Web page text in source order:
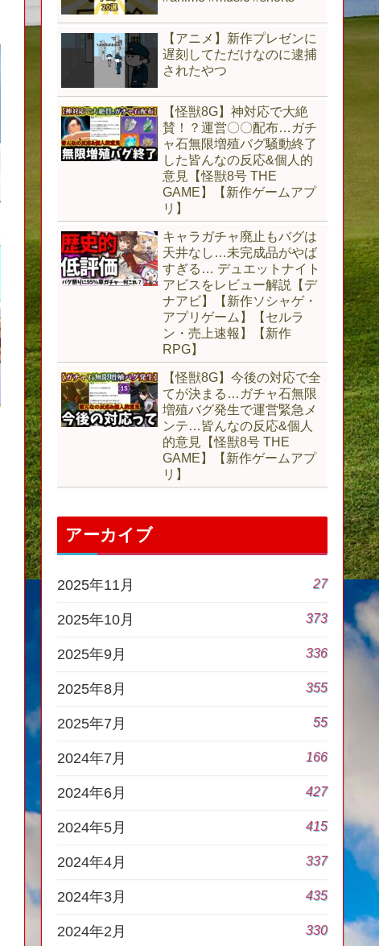
【アニメ】新作プレゼンに
遅刻してただけなのに逮捕
されたやつ
【怪獣8G】神対応で大絶
賛！？運営〇〇配布…ガチ
ャ石無限増殖バグ騒動終了
した皆んなの反応&個人的
意見【怪獣8号 THE
GAME】【新作ゲームアプ
リ】
キャラガチャ廃止もバグは
天井なし…未完成品がやば
すぎる… デュエットナイト
アビスをレビュー解説【デ
ナアビ】【新作ソシャゲ・
アプリゲーム】【セルラ
ン・売上速報】【新作
RPG】
【怪獣8G】今後の対応で全
てが決まる…ガチャ石無限
増殖バグ発生で運営緊急メ
ンテ…皆んなの反応&個人
的意見【怪獣8号 THE
GAME】【新作ゲームアプ
リ】
アーカイブ
2025年11月 27
2025年10月 373
2025年9月 336
2025年8月 355
2025年7月 55
2024年7月 166
2024年6月 427
2024年5月 415
2024年4月 337
2024年3月 435
2024年2月 330